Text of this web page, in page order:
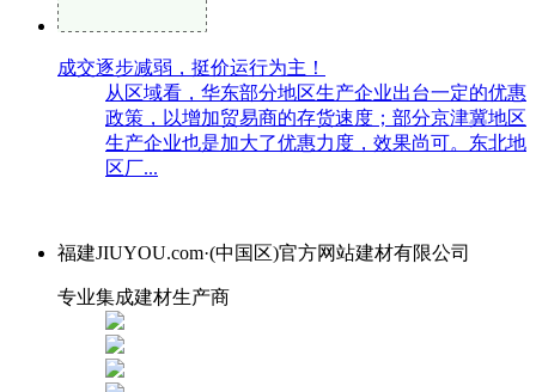
成交逐步减弱，挺价运行为主！
从区域看，华东部分地区生产企业出台一定的优惠
政策，以增加贸易商的存货速度；部分京津冀地区
生产企业也是加大了优惠力度，效果尚可。东北地
区厂...
福建JIUYOU.com·(中国区)官方网站建材有限公司
专业集成建材生产商